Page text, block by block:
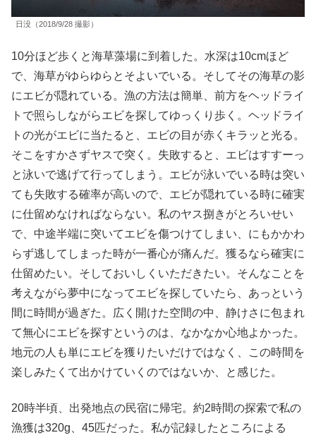
日没（2018/9/28 撮影）
10分ほど歩くと海草藻場に到着した。水深は10cmほど
で、海草がゆらゆらとそよいでいる。そしてその海草の影
にエビが隠れている。漁の方法は簡単、前方をヘッドライ
トで照らしながらエビを探してゆっくり歩く。ヘッドライ
トの光がエビに当たると、エビの目が赤くキラッと光る。
そこをすかさずヤスで突く。失敗すると、エビはすすーっ
と泳いで逃げて行ってしまう。エビが泳いでいる時は突い
ても失敗する確率が高いので、エビが隠れている時に確実
に仕留めなければならない。私のヤス捌きがとろいせい
で、中途半端に突いてエビを傷つけてしまい、にもかかわ
らず逃してしまった時が一番心が痛んだ。獲るなら確実に
仕留めたい。そしておいしくいただきたい。そんなことを
考えながら夢中になってエビを探していたら、あっという
間に時間が過ぎた。広く開けた空間の中、静けさに包まれ
て無心にエビを探すというのは、なかなか心地よかった。
地元の人も単にエビを獲りたいだけではなく、この時間を
楽しみたくて出かけていくのではないか、と感じた。
20時半頃、出発地点の民宿に帰宅。約2時間の探索で私の
漁獲は320g、45匹だった。私が記録したところによる